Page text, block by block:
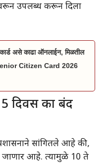
उपलब्ध करून दिला
असे काढा ऑनलाईन, मिळतील
Citizen Card 2026
दिवस का बंद
सांगितले आहे की,
जाणार आहे. त्यामुळे 10 ते